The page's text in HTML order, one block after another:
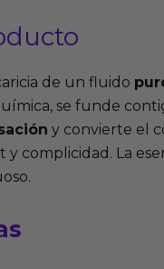
de un fluido
se funde
y convierte el
complicidad. La